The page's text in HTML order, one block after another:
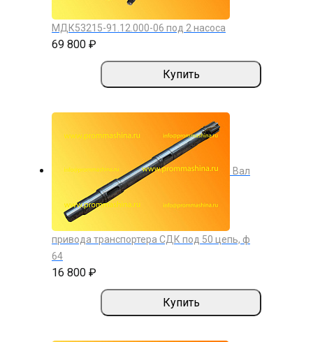
МДК53215-91.12.000-06 под 2 насоса
69 800 ₽
Купить
Вал
привода транспортера СДК под 50 цепь, ф
64
16 800 ₽
Купить